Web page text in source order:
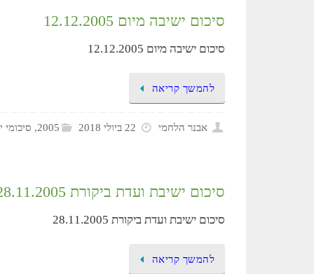
סיכום ישיבה מיום 12.12.2005
סיכום ישיבה מיום 12.12.2005
להמשך קריאה
אבנר הלחמי 22 ביולי 2018 2005
, סיכומי
סיכום ישיבת ועדת ביקורת 28.11.2005
סיכום ישיבת ועדת ביקורת 28.11.2005
להמשך קריאה